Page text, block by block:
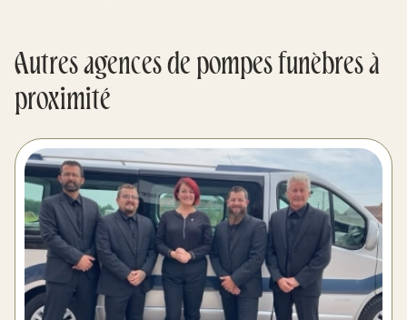
Autres agences de pompes funèbres à
proximité